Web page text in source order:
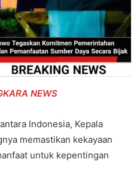
NEWS
Indonesia, Kepala
memastikan kekayaan
untuk kepentingan